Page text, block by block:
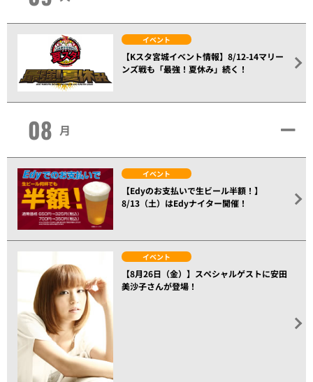
イベント
【Kスタ宮城イベント情報】8/12-14マリー
ンズ戦も「最強！夏休み」続く！
08 月
イベント
【Edyのお支払いで生ビール半額！】
8/13（土）はEdyナイター開催！
イベント
【8月26日（金）】スペシャルゲストに安田
美沙子さんが登場！